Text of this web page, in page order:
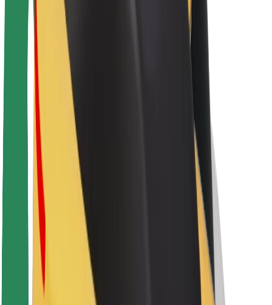
Karijere
O platformi Bolt
Održivost uz Bolt
Projekt nula
Novosti
Smjernice za brend
Odnosi s investitorima
Vodstvo
Urban Fund
Sigurnost